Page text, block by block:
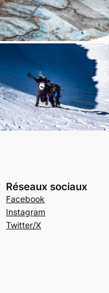
Réseaux sociaux
Facebook
Instagram
Twitter/X